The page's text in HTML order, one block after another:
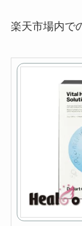
楽天市場内で